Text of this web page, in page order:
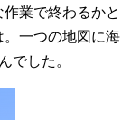
業で終わるかと
一つの地図に海
でした。